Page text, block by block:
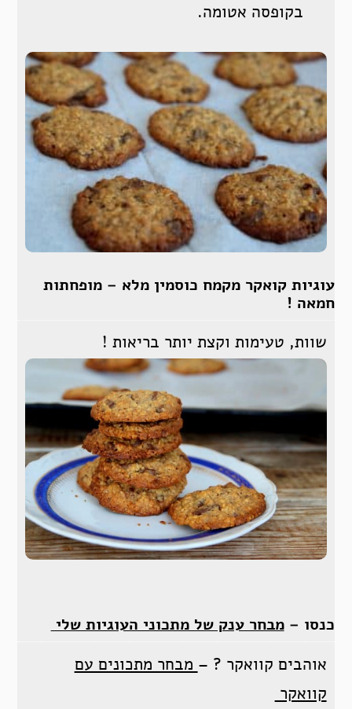
בקופסה אטומה.
עוגיות קואקר מקמח כוסמין מלא – מופחתות
חמאה !
שוות, טעימות וקצת יותר בריאות !
כנסו –מבחר ענק של מתכוני העוגיות שלי
אוהבים קוואקר ? – מבחר מתכונים עם
קוואקר